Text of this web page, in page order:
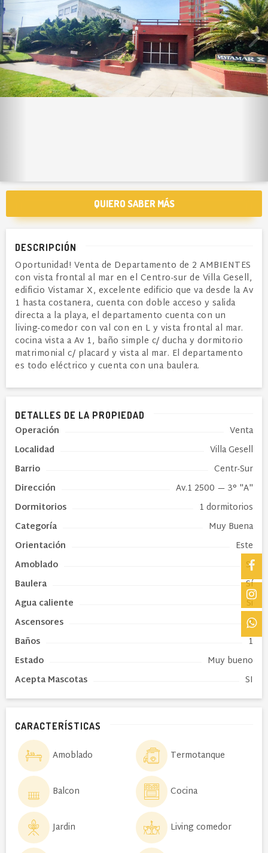
QUIERO SABER MÁS
DESCRIPCIÓN
Oportunidad! Venta de Departamento de 2 AMBIENTES
con vista frontal al mar en el Centro-sur de Villa Gesell,
edificio Vistamar X, excelente edificio que va desde la Av
1 hasta costanera, cuenta con doble acceso y salida
directa a la playa, el departamento cuenta con un
living-comedor con val con en L y vista frontal al mar.
cocina vista a Av 1, baño simple c/ ducha y dormitorio
matrimonial c/ placard y vista al mar. El departamento
es todo eléctrico y cuenta con una baulera.
DETALLES DE LA PROPIEDAD
Operación
Venta
Localidad
Villa Gesell
Barrio
Centr-Sur
Dirección
Av.1 2500 — 3° "A"
Dormitorios
1 dormitorios
Categoría
Muy Buena
Orientación
Este
Amoblado
Sí
Baulera
Sí
Agua caliente
Si
Ascensores
2
Baños
1
Estado
Muy bueno
Acepta Mascotas
SI
CARACTERÍSTICAS
Amoblado Termotanque
Balcon Cocina
Jardin Living comedor